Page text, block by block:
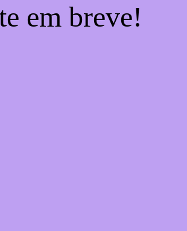
em breve!